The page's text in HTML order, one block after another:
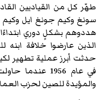
طهّر كل من القياديين
سونغ وكيم جونغ ايل وكيم
الذين عارضوا خلافة ابنه
حدثت أبرز عملية تطهير
في عام 1956
والمؤيدة للصين لحزب